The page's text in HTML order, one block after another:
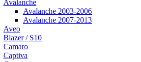
Avalanche
Avalanche 2003-2006
Avalanche 2007-2013
Aveo
Blazer / S10
Camaro
Captiva